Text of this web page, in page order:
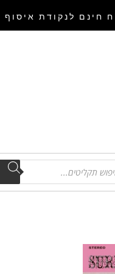
חינם לנקודת איסוף